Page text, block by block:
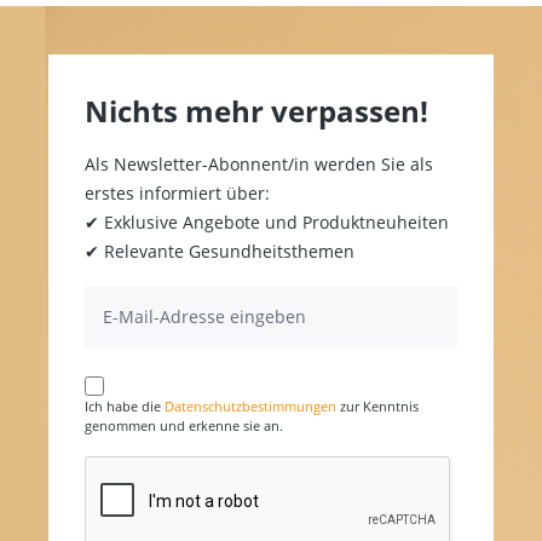
Nichts mehr verpassen!
Als Newsletter-Abonnent/in werden Sie als
erstes informiert über:
✔ Exklusive Angebote und Produktneuheiten
✔ Relevante Gesundheitsthemen
Ich habe die Datenschutzbestimmungen zur Kenntnis
genommen und erkenne sie an.